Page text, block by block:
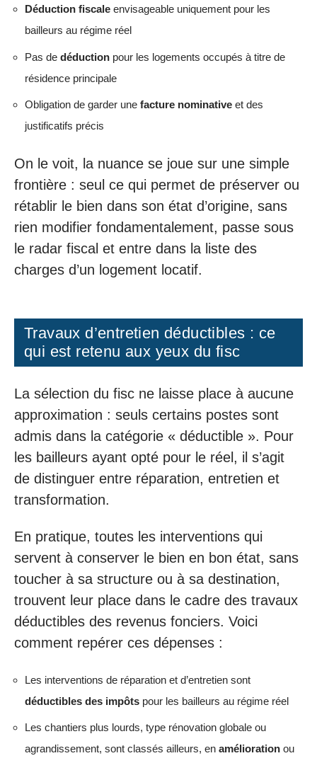
Déduction fiscale envisageable uniquement pour les
bailleurs au régime réel
Pas de déduction pour les logements occupés à titre de
résidence principale
Obligation de garder une facture nominative et des
justificatifs précis
On le voit, la nuance se joue sur une simple
frontière : seul ce qui permet de préserver ou
rétablir le bien dans son état d’origine, sans
rien modifier fondamentalement, passe sous
le radar fiscal et entre dans la liste des
charges d’un logement locatif.
Travaux d’entretien déductibles : ce
qui est retenu aux yeux du fisc
La sélection du fisc ne laisse place à aucune
approximation : seuls certains postes sont
admis dans la catégorie « déductible ». Pour
les bailleurs ayant opté pour le réel, il s’agit
de distinguer entre réparation, entretien et
transformation.
En pratique, toutes les interventions qui
servent à conserver le bien en bon état, sans
toucher à sa structure ou à sa destination,
trouvent leur place dans le cadre des travaux
déductibles des revenus fonciers. Voici
comment repérer ces dépenses :
Les interventions de réparation et d’entretien sont
déductibles des impôts pour les bailleurs au régime réel
Les chantiers plus lourds, type rénovation globale ou
agrandissement, sont classés ailleurs, en amélioration ou